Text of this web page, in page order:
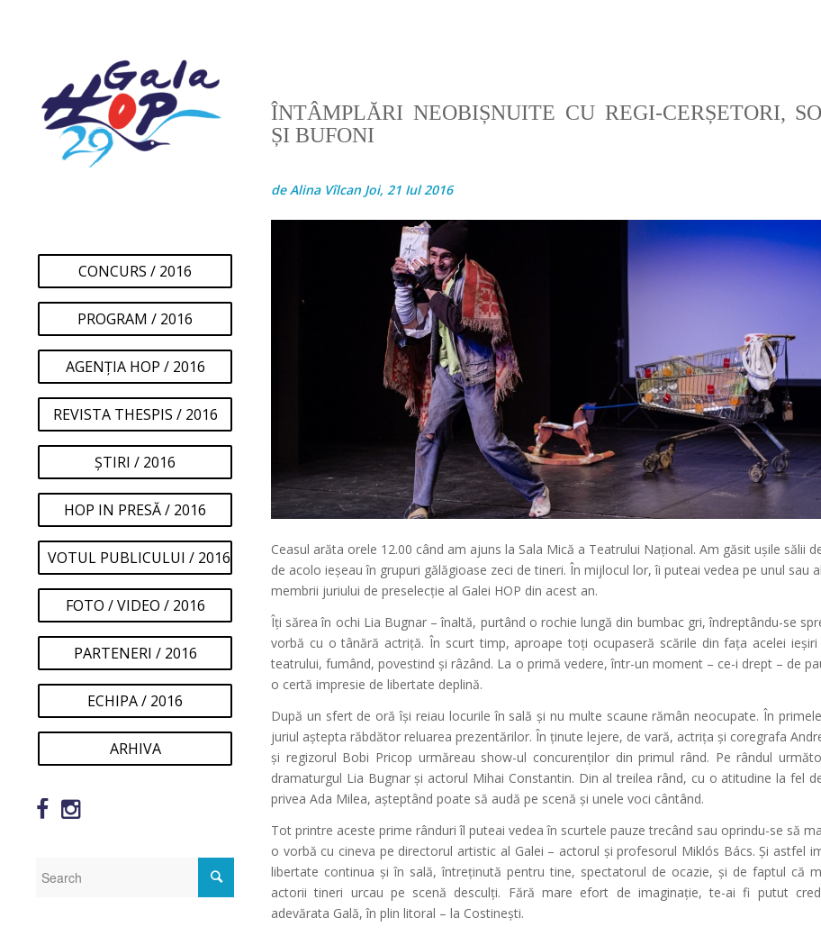
CONCURS / 2016
PROGRAM / 2016
AGENȚIA HOP / 2016
REVISTA THESPIS / 2016
ȘTIRI / 2016
HOP IN PRESĂ / 2016
VOTUL PUBLICULUI / 2016
FOTO / VIDEO / 2016
PARTENERI / 2016
ECHIPA / 2016
ARHIVA
ÎNTÂMPLĂRI NEOBIȘNUITE CU REGI-CERȘETORI,
ȘI BUFONI
de Alina Vîlcan Joi, 21 Iul 2016
Ceasul arăta orele 12.00 când am ajuns la Sala Mică a Teatrului Național. Am găsit ușile sălii
de acolo ieșeau în grupuri gălăgioase zeci de tineri. În mijlocul lor, îi puteai vedea pe unul sau
membrii juriului de preselecție al Galei HOP din acest an.
Îți sărea în ochi Lia Bugnar – înaltă, purtând o rochie lungă din bumbac gri, îndreptându-se
vorbă cu o tânără actriță. În scurt timp, aproape toți ocupaseră scările din fața acelei ieșiri
teatrului, fumând, povestind și râzând. La o primă vedere, într-un moment – ce-i drept – de
o certă impresie de libertate deplină.
După un sfert de oră își reiau locurile în sală și nu multe scaune rămân neocupate. În
juriul aștepta răbdător reluarea prezentărilor. În ținute lejere, de vară, actrița și coregrafa
și regizorul Bobi Pricop urmăreau show-ul concurenților din primul rând. Pe rândul
dramaturgul Lia Bugnar și actorul Mihai Constantin. Din al treilea rând, cu o atitudine la fel
privea Ada Milea, așteptând poate să audă pe scenă și unele voci cântând.
Tot printre aceste prime rânduri îl puteai vedea în scurtele pauze trecând sau oprindu-se să
o vorbă cu cineva pe directorul artistic al Galei – actorul și profesorul Miklós Bács. Și astfel
libertate continua și în sală, întreținută pentru tine, spectatorul de ocazie, și de faptul că
actorii tineri urcau pe scenă desculți. Fără mare efort de imaginație, te-ai fi putut
adevărata Gală, în plin litoral – la Costinești.